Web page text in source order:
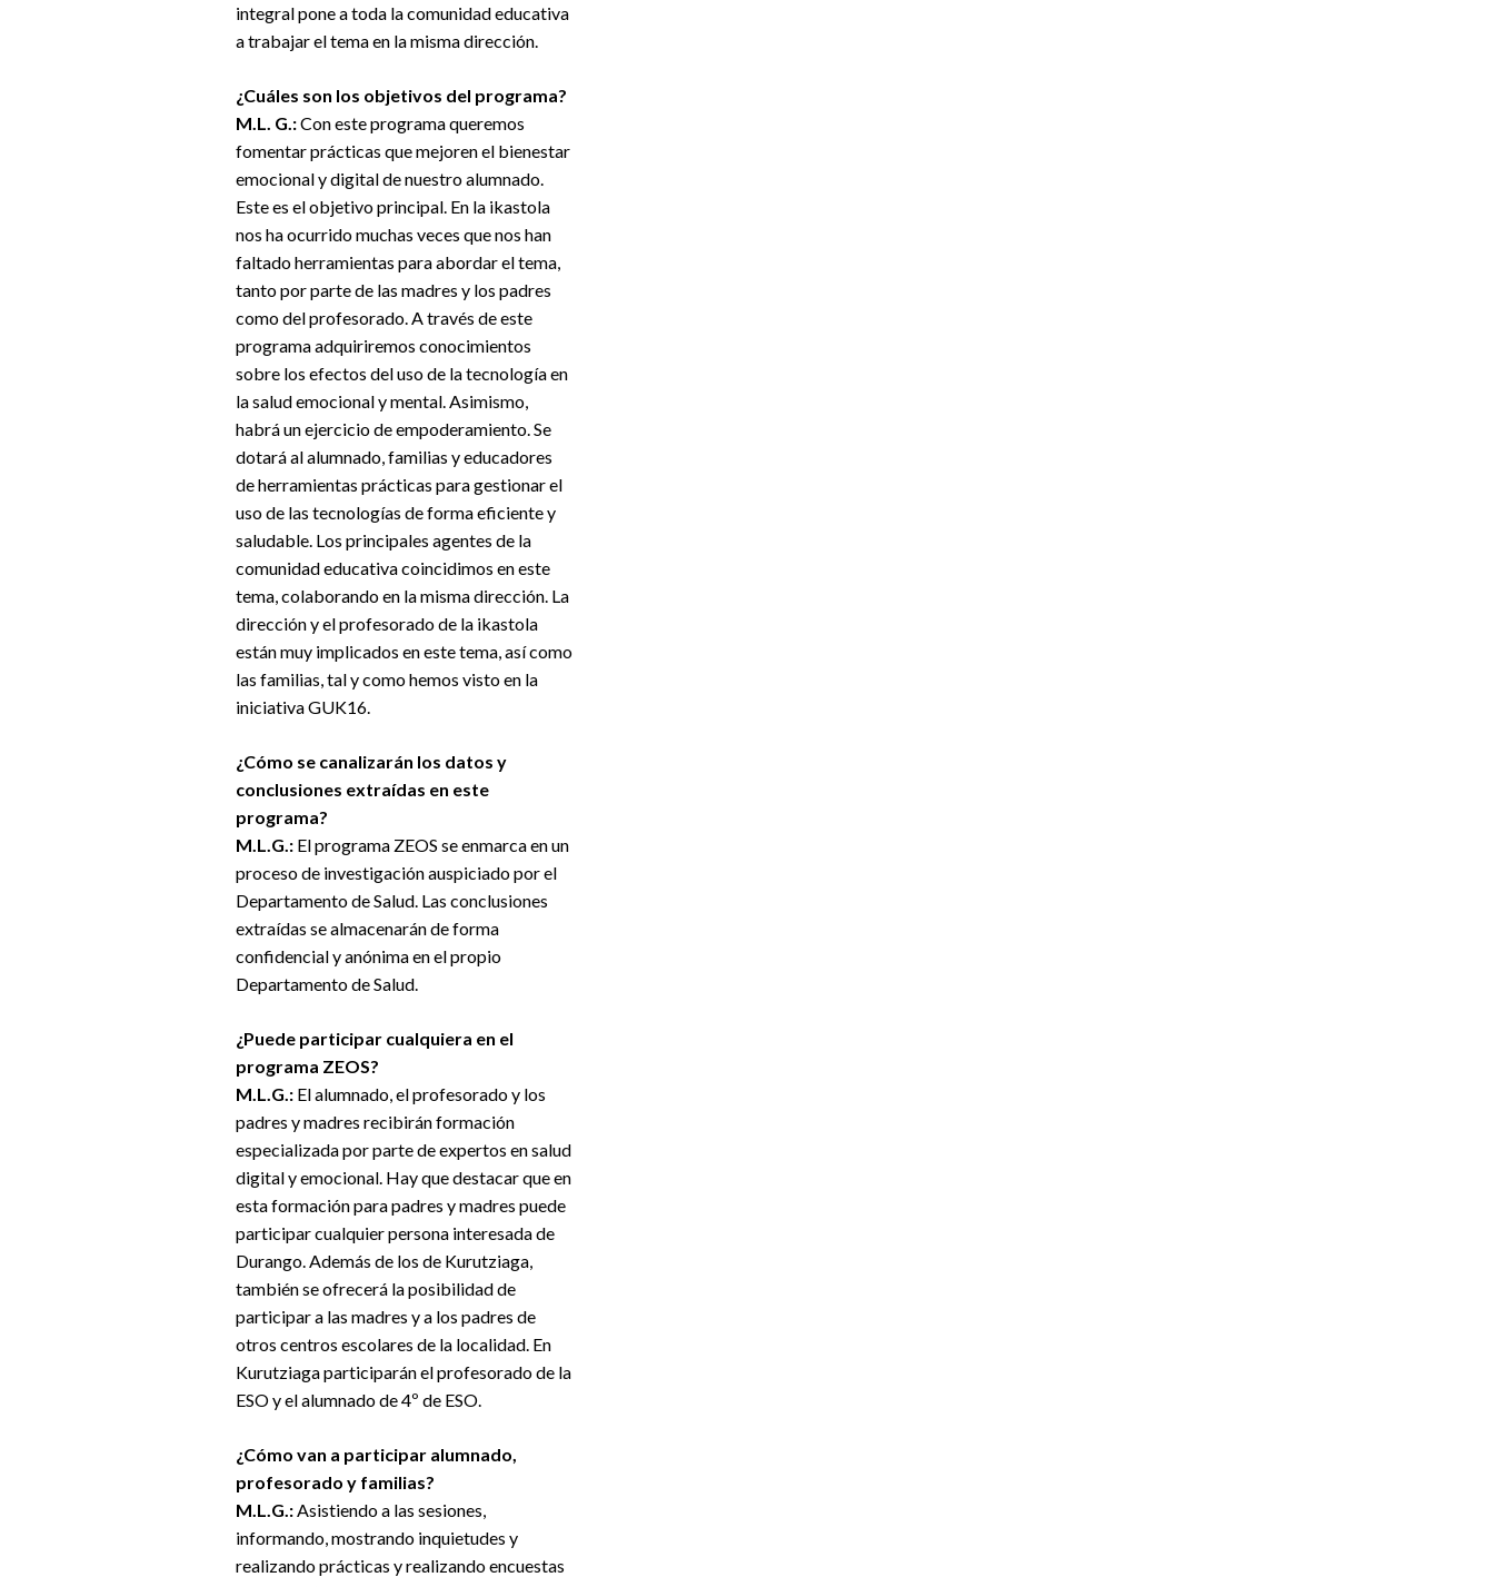
integral pone a toda la comunidad educativa
a trabajar el tema en la misma dirección.
¿Cuáles son los objetivos del programa?
M.L. G.:Con este programa queremos
fomentar prácticas que mejoren el bienestar
emocional y digital de nuestro alumnado.
Este es el objetivo principal. En la ikastola
nos ha ocurrido muchas veces que nos han
faltado herramientas para abordar el tema,
tanto por parte de las madres y los padres
como del profesorado. A través de este
programa adquiriremos conocimientos
sobre los efectos del uso de la tecnología en
la salud emocional y mental. Asimismo,
habrá un ejercicio de empoderamiento. Se
dotará al alumnado, familias y educadores
de herramientas prácticas para gestionar el
uso de las tecnologías de forma eficiente y
saludable. Los principales agentes de la
comunidad educativa coincidimos en este
tema, colaborando en la misma dirección. La
dirección y el profesorado de la ikastola
están muy implicados en este tema, así como
las familias, tal y como hemos visto en la
iniciativa GUK16.
¿Cómo se canalizarán los datos y
conclusiones extraídas en este
programa?
M.L.G.: El programa ZEOS se enmarca en un
proceso de investigación auspiciado por el
Departamento de Salud. Las conclusiones
extraídas se almacenarán de forma
confidencial y anónima en el propio
Departamento de Salud.
¿Puede participar cualquiera en el
programa ZEOS?
M.L.G.: El alumnado, el profesorado y los
padres y madres recibirán formación
especializada por parte de expertos en salud
digital y emocional. Hay que destacar que en
esta formación para padres y madres puede
participar cualquier persona interesada de
Durango. Además de los de Kurutziaga,
también se ofrecerá la posibilidad de
participar a las madres y a los padres de
otros centros escolares de la localidad. En
Kurutziaga participarán el profesorado de la
ESO y el alumnado de 4º de ESO.
¿Cómo van a participar alumnado,
profesorado y familias?
M.L.G.: Asistiendo a las sesiones,
informando, mostrando inquietudes y
realizando prácticas y realizando encuestas